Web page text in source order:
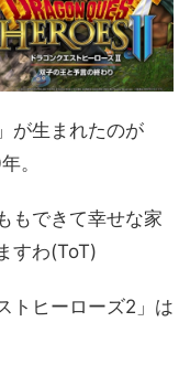
が生まれたのが
。
もできて幸せな家
すわ(ToT)
トヒーローズ2」は